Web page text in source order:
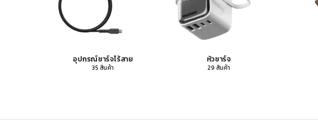
อุปกรณ์ชาร์จไร้สาย
35 สินค้า
หัวชาร์จ
29 สินค้า